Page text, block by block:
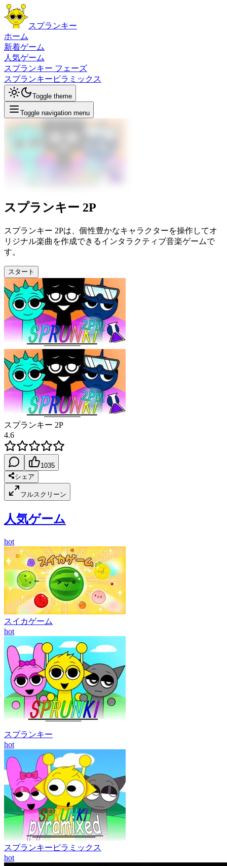
スプランキー
ホーム
新着ゲーム
人気ゲーム
スプランキー フェーズ
スプランキーピラミックス
Toggle theme
Toggle navigation menu
スプランキー 2P
スプランキー 2Pは、個性豊かなキャラクターを操作してオ
リジナル楽曲を作成できるインタラクティブ音楽ゲームで
す。
スタート
スプランキー 2P
4.6
1035
シェア
フルスクリーン
人気ゲーム
hot
スイカゲーム
hot
スプランキー
hot
スプランキーピラミックス
hot